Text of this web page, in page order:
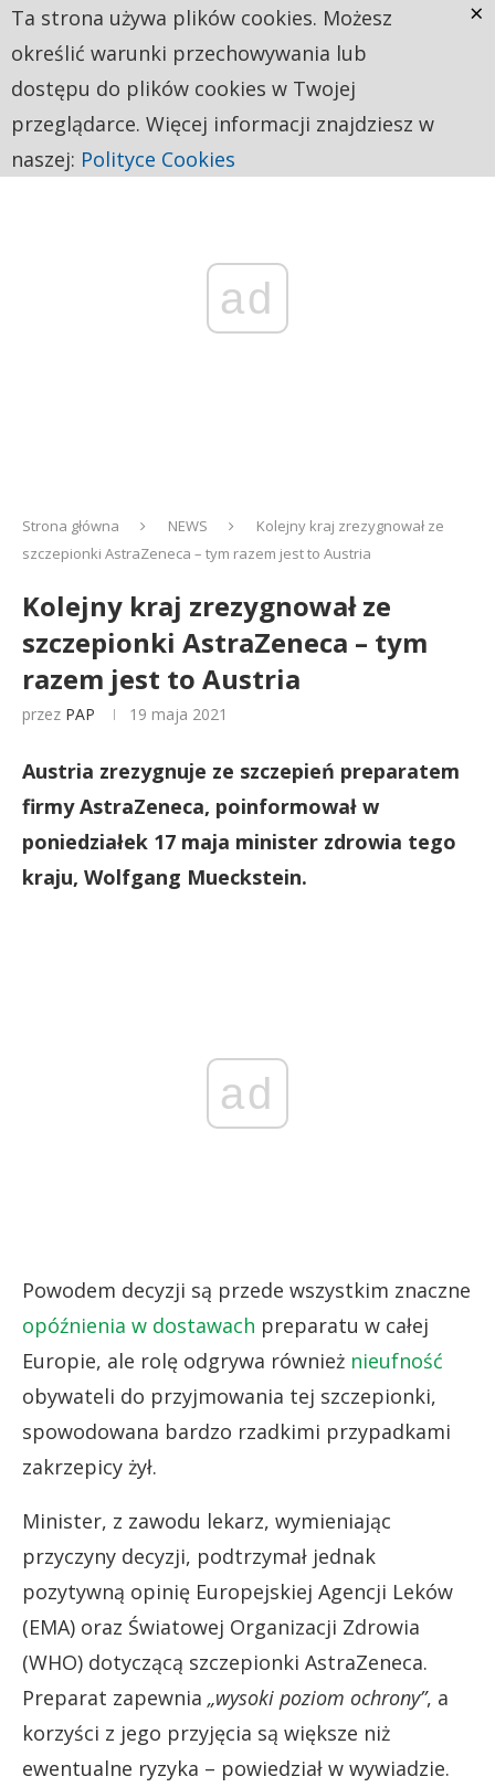
ad
Strona główna NEWS
Kolejny kraj zrezygnował ze
szczepionki AstraZeneca – tym razem jest to Austria
Kolejny kraj zrezygnował ze
szczepionki AstraZeneca – tym
razem jest to Austria
przez PAP 19 maja 2021
Austria zrezygnuje ze szczepień preparatem
firmy AstraZeneca, poinformował w
poniedziałek 17 maja minister zdrowia tego
kraju, Wolfgang Mueckstein.
ad
Powodem decyzji są przede wszystkim znaczne
opóźnienia w dostawach preparatu w całej
Europie, ale rolę odgrywa również nieufność
obywateli do przyjmowania tej szczepionki,
spowodowana bardzo rzadkimi przypadkami
zakrzepicy żył.
Minister, z zawodu lekarz, wymieniając
przyczyny decyzji, podtrzymał jednak
pozytywną opinię Europejskiej Agencji Leków
(EMA) oraz Światowej Organizacji Zdrowia
(WHO) dotyczącą szczepionki AstraZeneca.
Preparat zapewnia „wysoki poziom ochrony”, a
korzyści z jego przyjęcia są większe niż
ewentualne ryzyka – powiedział w wywiadzie.
Ta strona używa plików cookies. Możesz
określić warunki przechowywania lub
dostępu do plików cookies w Twojej
przeglądarce. Więcej informacji znajdziesz w
naszej: Polityce Cookies
×